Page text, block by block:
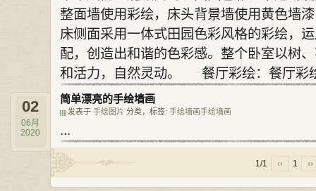
整面墙使用彩绘，床头背景墙使用黄色墙
床侧面采用一体式田园色彩风格的彩绘，
配，创造出和谐的色彩感。整个卧室以树
和活力，自然灵动。 餐厅彩绘：餐厅彩
简单漂亮的手绘墙画
发表于 手绘图片 分类，标签: 手绘墙画手绘墙画
02
06月
2020
...
1/1 ‹‹ 1 ››